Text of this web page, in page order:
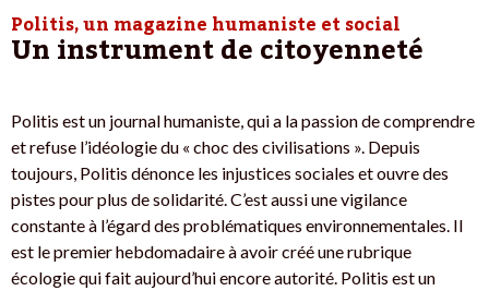
Politis, un magazine humaniste et social
Un instrument de citoyenneté
Politis est un journal humaniste, qui a la passion de comprendre
et refuse l’idéologie du « choc des civilisations ». Depuis
toujours, Politis dénonce les injustices sociales et ouvre des
pistes pour plus de solidarité. C’est aussi une vigilance
constante à l’égard des problématiques environnementales. Il
est le premier hebdomadaire à avoir créé une rubrique
écologie qui fait aujourd’hui encore autorité. Politis est un